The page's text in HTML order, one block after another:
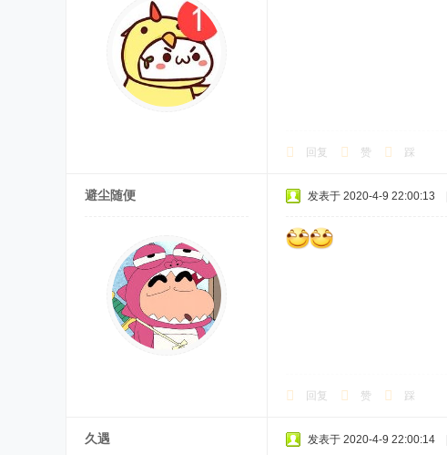
回复 赞 踩
避尘随便 发表于 2020-4-9 22:00:13
回复 赞 踩
久遇 发表于 2020-4-9 22:00:14